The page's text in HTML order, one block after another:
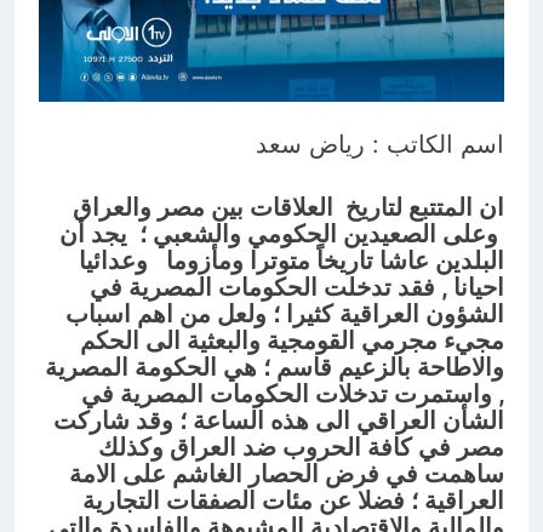
بتفكيكها ومواجهتها
ساعتين Ago
اسم الكاتب : رياض سعد
ان المتتبع لتاريخ العلاقات بين مصر والعراق
وعلى الصعيدين الحكومي والشعبي ؛ يجد أن
البلدين عاشا تاريخاً متوترا ومأزوما وعدائيا
احيانا , فقد تدخلت الحكومات المصرية في
الشؤون العراقية كثيرا ؛ ولعل من اهم اسباب
مجيء مجرمي القومجية والبعثية الى الحكم
والاطاحة بالزعيم قاسم ؛ هي الحكومة المصرية
, واستمرت تدخلات الحكومات المصرية في
الشأن العراقي الى هذه الساعة ؛ وقد شاركت
مصر في كافة الحروب ضد العراق وكذلك
ساهمت في فرض الحصار الغاشم على الامة
العراقية ؛ فضلا عن مئات الصفقات التجارية